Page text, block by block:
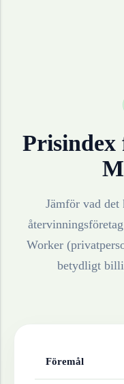
Jämför vad det
Worker
betydligt
Föremål